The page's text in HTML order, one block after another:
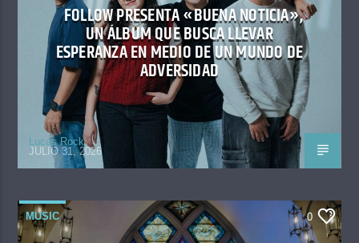
FOLLOW PRESENTA «BUENA NOTICIA»,
UN ÁLBUM QUE BUSCA LLEVAR
ESPERANZA EN MEDIO DE UN MUNDO DE
ADVERSIDAD
Lucas Rock
JULIO 31, 2026
MUSIC 0